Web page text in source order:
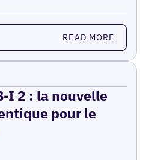
READ MORE
I 2 : la nouvelle
pour le